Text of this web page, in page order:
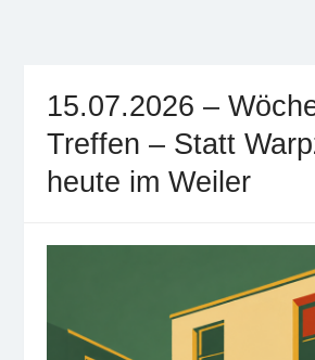
15.07.2026 –
Treffen – Statt
heute im Weiler